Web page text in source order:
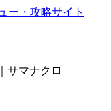
サマナクロ